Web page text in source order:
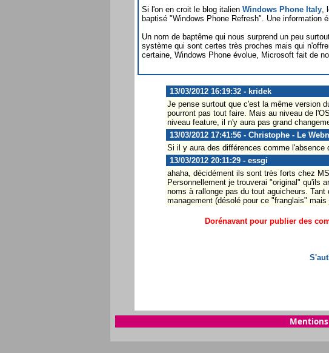
Si l'on en croit le blog italien Windows Phone Italy
baptisé "Windows Phone Refresh". Une information
Un nom de baptême qui nous surprend un peu
système qui sont certes très proches mais qui
certaine, Windows Phone évolue, Microsoft fait de
13/03/2012 16:19:32 - kridek
Je pense surtout que c'est la même version
pourront pas tout faire. Mais au niveau de
niveau feature, il n'y aura pas grand
13/03/2012 17:41:56 - Christophe - Le
Si il y aura des différences comme l'absence
13/03/2012 20:11:29 - essgi
ahaha, décidément ils sont très forts chez
Personnellement je trouverai "original" qu'ils
noms à rallonge pas du tout aguicheurs.
management (désolé pour ce "franglais" mais
Dorénavant pour publier des